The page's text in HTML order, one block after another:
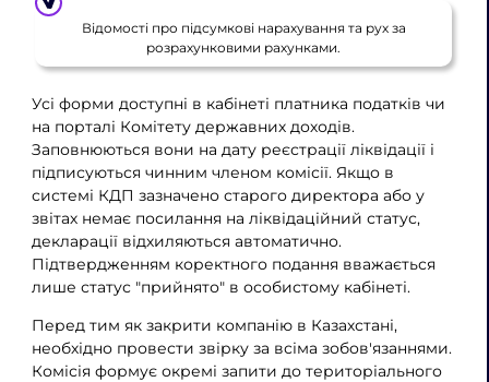
Відомості про підсумкові нарахування та рух за
розрахунковими рахунками.
Усі форми доступні в кабінеті платника податків чи
на порталі Комітету державних доходів.
Заповнюються вони на дату реєстрації ліквідації і
підписуються чинним членом комісії. Якщо в
системі КДП зазначено старого директора або у
звітах немає посилання на ліквідаційний статус,
декларації відхиляються автоматично.
Підтвердженням коректного подання вважається
лише статус "прийнято" в особистому кабінеті.
Перед тим як закрити компанію в Казахстані,
необхідно провести звірку за всіма зобов'язаннями.
Комісія формує окремі запити до територіального